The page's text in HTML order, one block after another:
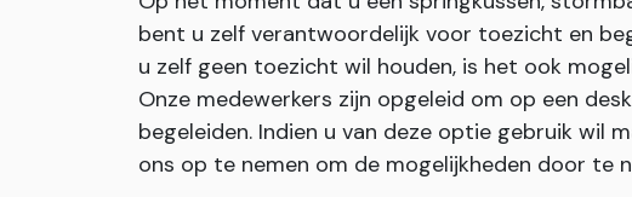
bent u zelf verantwoordelijk voor toezicht en
u zelf geen toezicht wil houden, is het ook
Onze medewerkers zijn opgeleid om op een
begeleiden. Indien u van deze optie gebruik wil
ons op te nemen om de mogelijkheden door te